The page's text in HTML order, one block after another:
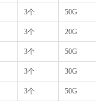
3个 50G
3个 20G
3个 50G
3个 30G
3个 50G